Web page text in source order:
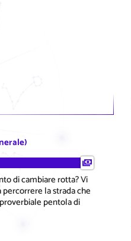
di cambiare rotta? Vi
la strada che
pentola di